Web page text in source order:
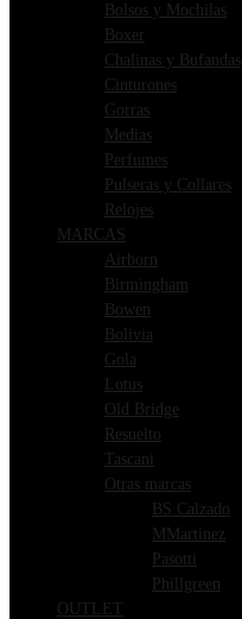
Bolsos y Mochilas
Boxer
Chalinas y Bufandas
Cinturones
Gorras
Medias
Perfumes
Pulseras y Collares
Relojes
MARCAS
Airborn
Birmingham
Bowen
Bolivia
Gola
Lotus
Old Bridge
Resuelto
Tascani
Otras marcas
BS Calzado
MMartinez
Pasotti
Phillgreen
OUTLET